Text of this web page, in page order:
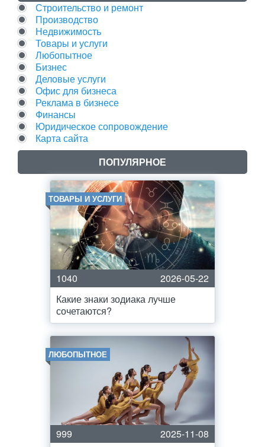
Строительство и ремонт
Производство
Недвижимость
Товары и услуги
Любопытное
Бизнес
Деловые услуги
Офис для бизнеса
Реклама в бизнесе
Финансы
Юридическое сопровождение
Карта сайта
ПОПУЛЯРНОЕ
ТОВАРЫ И УСЛУГИ
1040
2026-05-22
Какие знаки зодиака лучше
сочетаются?
ЛЮБОПЫТНОЕ
999
2025-11-08